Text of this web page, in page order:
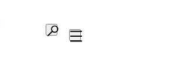
Suche